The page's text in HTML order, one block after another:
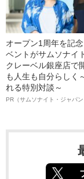
オープン1周年を記
ベントがサムソナイ
クレーベル銀座店
も人生も自分らしく
れる特別対談～
PR（サムソナイト・ジャパン